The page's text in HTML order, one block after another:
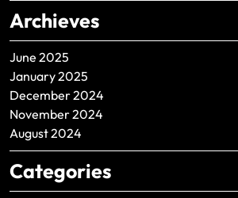
Archieves
June 2025
January 2025
December 2024
November 2024
August 2024
Categories